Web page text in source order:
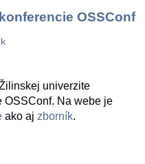
OSSConf
univerzite
OSSConf. Na webe je
ako aj zborník.